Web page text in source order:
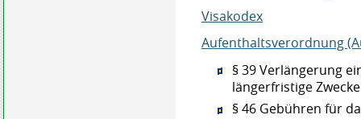
Visakodex
Aufenthaltsverordnung
§ 39 Verlängerung
längerfristige Zwecke
§ 46 Gebühren für